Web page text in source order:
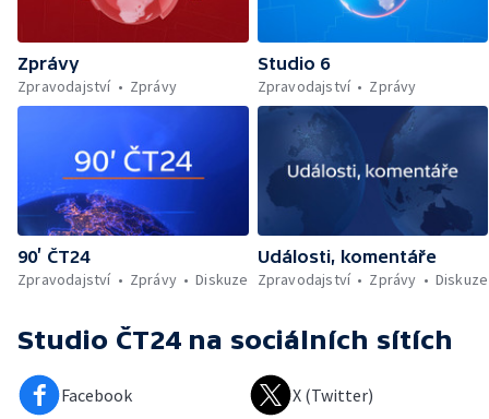
Zprávy
Zpravodajství
Zprávy
Studio 6
Zpravodajství
Zprávy
90’ ČT24
Zpravodajství
Zprávy Diskuze
Události, komentáře
Zpravodajství
Zprávy Diskuze
Studio ČT24 na sociálních sítích
Facebook X (Twitter)